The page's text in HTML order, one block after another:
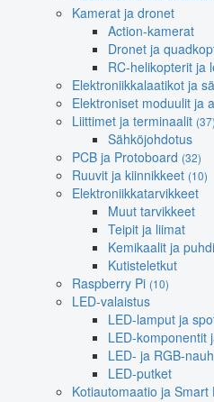
Kamerat ja dronet
Action-kamerat
Dronet ja
RC-helikopterit ja
Elektroniikkalaatikot ja
Elektroniset moduulit ja
Liittimet ja terminaalit (37)
Sähköjohdotus
PCB ja Protoboard (32)
Ruuvit ja kiinnikkeet (10)
Elektroniikkatarvikkeet
Muut tarvikkeet
Teipit ja liimat
Kemikaalit ja
Kutisteletkut
Raspberry Pi (10)
LED-valaistus
LED-lamput ja
LED-komponentit
LED- ja RGB-
LED-putket
Kotiautomaatio ja Smart